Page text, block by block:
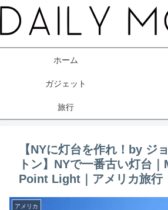
ホーム
ガジェット
旅行
【NYに灯台を作れ！by ジ
トン】NYで一番古い灯台
Point Light｜アメリカ旅行
アメリカ